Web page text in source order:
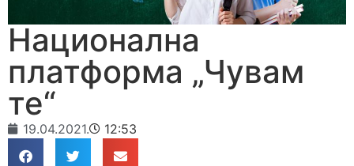
Национална
платформа „Чувам
те“
19.04.2021. 12:53